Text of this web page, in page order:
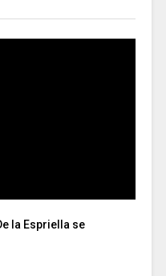
la Espriella se